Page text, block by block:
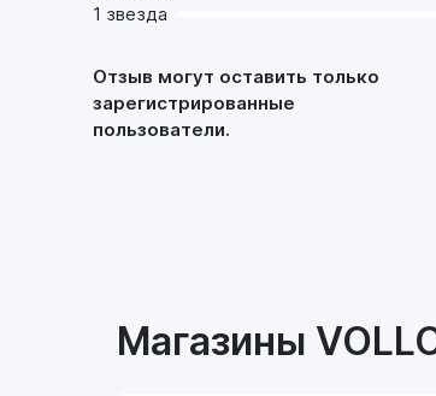
1 звезда
Отзыв могут оставить только
зарегистрированные
пользователи.
Магазины